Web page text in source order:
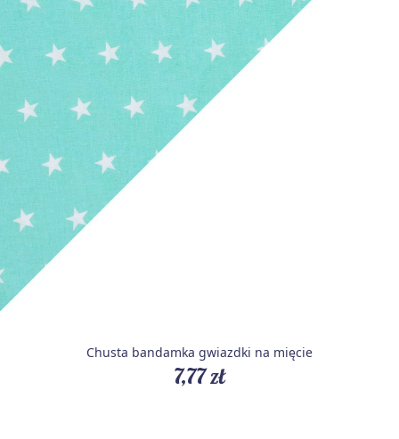
Chusta bandamka gwiazdki na mięcie
7,77 zł